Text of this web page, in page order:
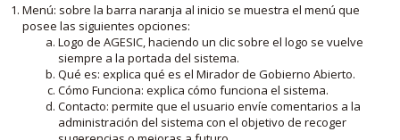
Menú: sobre la barra naranja al inicio se muestra el menú que
posee las siguientes opciones:
Logo de AGESIC, haciendo un clic sobre el logo se vuelve
siempre a la portada del sistema.
Qué es: explica qué es el Mirador de Gobierno Abierto.
Cómo Funciona: explica cómo funciona el sistema.
Contacto: permite que el usuario envíe comentarios a la
administración del sistema con el objetivo de recoger